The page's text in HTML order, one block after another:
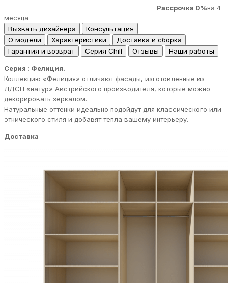
Рассрочка 0%на 4
месяца
Вызвать дизайнера
Консультация
О модели
Характеристики
Доставка и сборка
Гарантия и возврат
Серия Chill Отзывы Наши работы
Серия : Фелиция.
Коллекцию «Фелиция» отличают фасады, изготовленные из
ЛДСП «натур» Австрийского производителя, которые можно
декорировать зеркалом.
Натуральные оттенки идеально подойдут для классического или
этнического стиля и добавят тепла вашему интерьеру.
Доставка